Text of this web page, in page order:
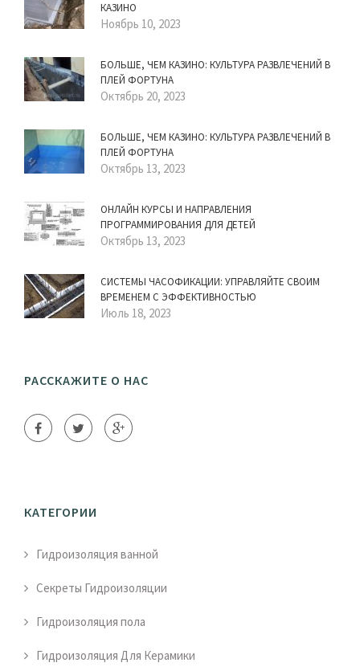
КАЗИНО
Ноябрь 10, 2023
БОЛЬШЕ, ЧЕМ КАЗИНО: КУЛЬТУРА РАЗВЛЕЧЕНИЙ В
ПЛЕЙ ФОРТУНА
Октябрь 20, 2023
БОЛЬШЕ, ЧЕМ КАЗИНО: КУЛЬТУРА РАЗВЛЕЧЕНИЙ В
ПЛЕЙ ФОРТУНА
Октябрь 13, 2023
ОНЛАЙН КУРСЫ И НАПРАВЛЕНИЯ
ПРОГРАММИРОВАНИЯ ДЛЯ ДЕТЕЙ
Октябрь 13, 2023
СИСТЕМЫ ЧАСОФИКАЦИИ: УПРАВЛЯЙТЕ СВОИМ
ВРЕМЕНЕМ С ЭФФЕКТИВНОСТЬЮ
Июль 18, 2023
РАССКАЖИТЕ О НАС
КАТЕГОРИИ
Гидроизоляция ванной
Секреты Гидроизоляции
Гидроизоляция пола
Гидроизоляция Для Керамики